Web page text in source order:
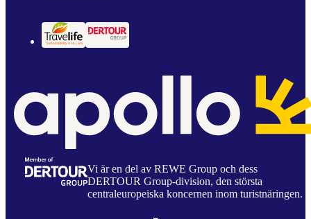
Vi är en del av REWE Group och dess
DERTOUR Group-division, den största
centraleuropeiska koncernen inom turistnäringen.